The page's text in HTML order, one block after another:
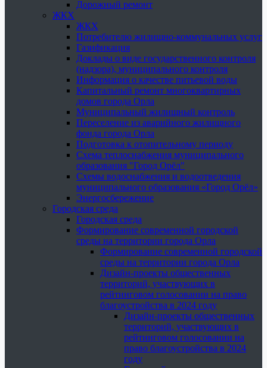
Дорожный ремонт
ЖКХ
ЖКХ
Потребителю жилищно-коммунальных услуг
Газификация
Доклады о виде государственного контроля
(надзора), муниципального контроля
Информация о качестве питьевой воды
Капитальный ремонт многоквартирных
домов города Орла
Муниципальный жилищный контроль
Переселение из аварийного жилищного
фонда города Орла
Подготовка к отопительному периоду
Схема теплоснабжения муниципального
образования "Город Орёл"
Схемы водоснабжения и водоотведения
муниципального образования «Город Орёл»
Энергосбережение
Городская среда
Городская среда
Формирование современной городской
среды на территории города Орла
Формирование современной городской
среды на территории города Орла
Дизайн-проекты общественных
территорий, участвующих в
рейтинговом голосовании на право
благоустройства в 2024 году
Дизайн-проекты общественных
территорий, участвующих в
рейтинговом голосовании на
право благоустройства в 2024
году